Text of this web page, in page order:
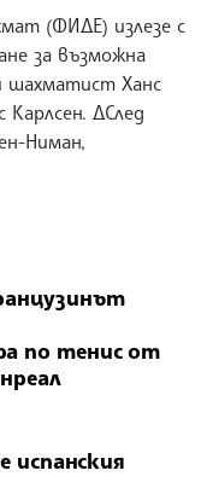
(ФИДЕ) излезе с
за възможна
шахматист Ханс
ДСлед
Ниман,
по тенис от
испанския